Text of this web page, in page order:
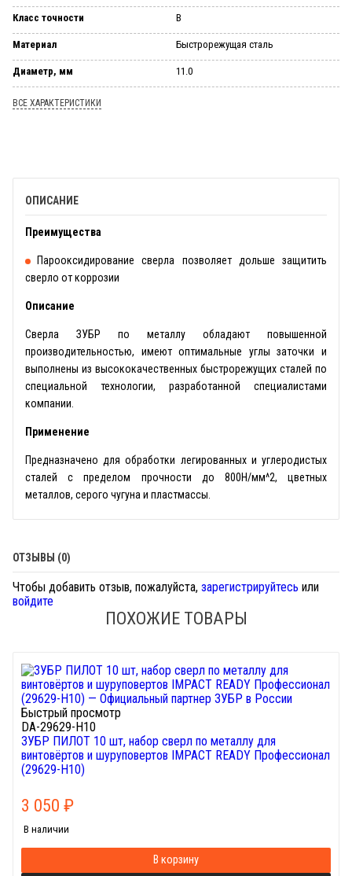
Класс точности В
Материал Быстрорежущая сталь
Диаметр, мм 11.0
ВСЕ ХАРАКТЕРИСТИКИ
ОПИСАНИЕ
Преимущества
Парооксидирование сверла позволяет дольше защитить
сверло от коррозии
Описание
Сверла ЗУБР по металлу обладают повышенной
производительностью, имеют оптимальные углы заточки и
выполнены из высококачественных быстрорежущих сталей по
специальной технологии, разработанной специалистами
компании.
Применение
Предназначено для обработки легированных и углеродистых
сталей с пределом прочности до 800Н/мм^2, цветных
металлов, серого чугуна и пластмассы.
ОТЗЫВЫ (0)
Чтобы добавить отзыв, пожалуйста, зарегистрируйтесь или
войдите
ПОХОЖИЕ ТОВАРЫ
Быстрый просмотр
DA-29629-H10
ЗУБР ПИЛОТ 10 шт, набор сверл по металлу для
винтовёртов и шуруповертов IMPACT READY Профессионал
(29629-H10)
3 050 ₽
В наличии
В корзину